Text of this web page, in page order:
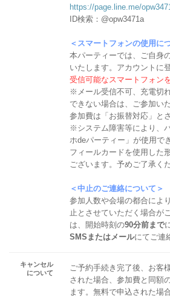
https://page.line.me/
ID検索：@opw3471a
＜スマートフォンの使用に
本パーティーでは、ご自身
いたします。アカウントに
受信可能なスマートフォン
※メール受信不可、充電切
できない場合は、ご参加い
参加費は「お振替対応」と
※システム障害等により、
ホdeパーティー」が使用で
フィールカードを使用した
ございます。予めご了承く
＜中止のご連絡について＞
参加人数や会場の都合によ
止とさせていただく場合が
は、開始時刻の90分前まで
SMSまたはメールにてご連
キャンセル
について
ご予約手続き完了後、お客
された場合、参加費と同額
ます。無料で申込された場